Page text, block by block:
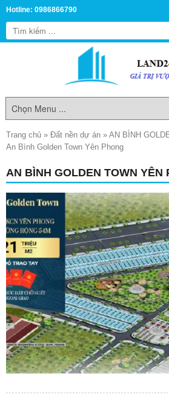
Hotline: 0986866790
Trang chủ » Đất nền dự án » AN BÌNH
An Bình Golden Town Yên Phong
AN BÌNH GOLDEN TOWN YÊN